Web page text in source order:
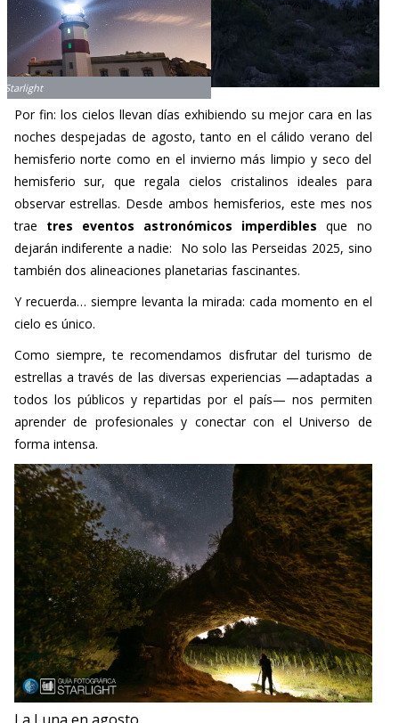
Por fin: los cielos llevan días exhibiendo su mejor cara en las
noches despejadas de agosto, tanto en el cálido verano del
hemisferio norte como en el invierno más limpio y seco del
hemisferio sur, que regala cielos cristalinos ideales para
observar estrellas. Desde ambos hemisferios, este mes nos
tres eventos astronómicos imperdibles
dejarán indiferente a nadie: No solo las Perseidas 2025, sino
también dos alineaciones planetarias fascinantes.
estrellas a través de las diversas experiencias —adaptadas a
todos los públicos y repartidas por el país— nos permiten
aprender de profesionales y conectar con el Universo de
forma intensa.
La Luna en agosto